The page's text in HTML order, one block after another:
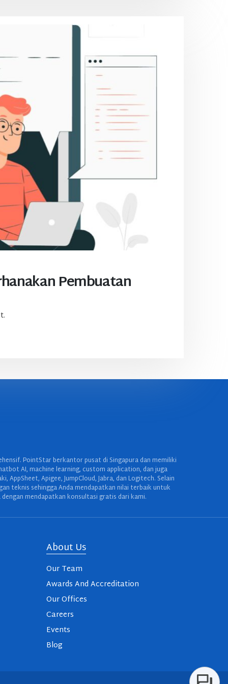
Pembuatan
PointStar berkantor pusat di Singapura dan memiliki
AI, machine learning, custom application, dan juga
Apigee, JumpCloud, Jabra, dan Logitech. Selain
teknis sehingga Anda mendapatkan nilai terbaik untuk
mendapatkan konsultasi gratis dari kami.
About Us
Our Team
Awards And Accreditation
Our Offices
Careers
Events
Blog